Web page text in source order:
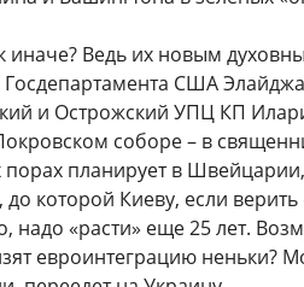
иначе? Ведь их новым
США
и Острожский УПЦ КП
соборе – в
планирует в
до которой Киеву, если
надо «расти» еще 25 лет.
евроинтеграцию неньки?